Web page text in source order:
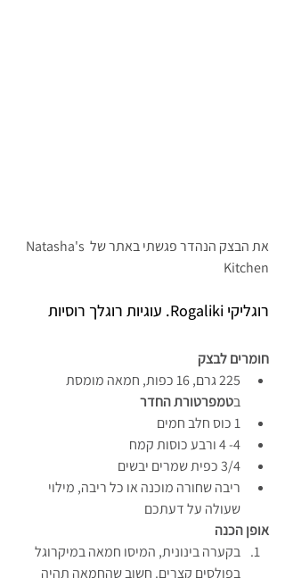
את הבצק הנהדר פגשתי באתר של Natasha's
Kitchen
רוגליקי Rogaliki. עוגיות רוגלך רוסיות
חומרים לבצק
225 גרם, 16 כפות, חמאה מומסת
בטמפרטורת החדר
1 כוס חלב חמים
4- 4 ורבע כוסות קמח
3/4 כפית שמרים יבשים
ריבה שחורה מוכנה או כל ריבה, מילוי
שעולה על דעתכם
אופן הכנה
בקערה בינונית, המיסו חמאה במיקרוגל
בפולסים קצרים. חשוב שהחמאה תהיה